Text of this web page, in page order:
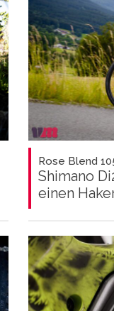
Rose Blend
Shimano
einen